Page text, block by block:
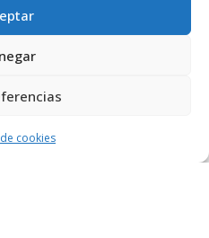
cookies
relacionada con sus
análisis de sus hábitos de
u obtener más
. Aceptar